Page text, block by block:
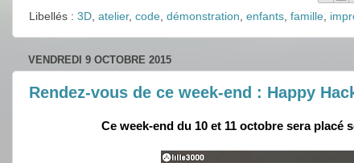
Libellés : 3D atelier, code démonstration enfants famille
VENDREDI 9 OCTOBRE 2015
Rendez-vous de ce week-end : Happy
Ce week-end du 10 et 11 octobre sera